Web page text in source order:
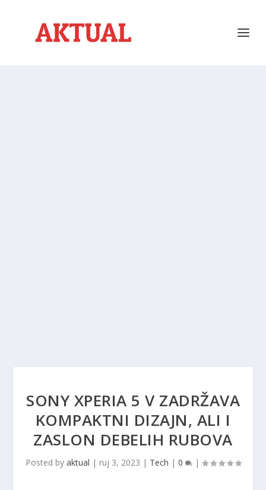
SONY XPERIA 5 V ZADRŽAVA
KOMPAKTNI DIZAJN, ALI I
ZASLON DEBELIH RUBOVA
Posted by aktual | ruj 3, 2023 | Tech | 0 |